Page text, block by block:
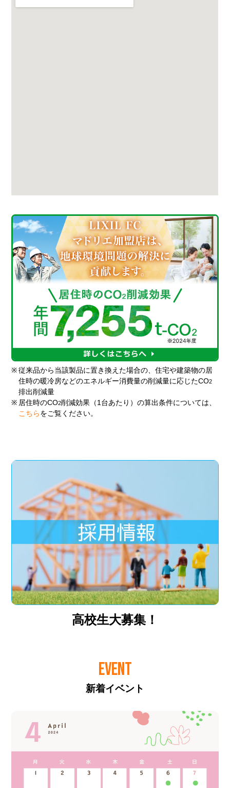
※ 従来品から当該製品に置き換えた場合の、住宅や建築物の居
住時の暖冷房などのエネルギー消費量の削減量に応じたCO2
排出削減量
※ 居住時のCO2削減効果（1台あたり）の算出条件については、
こちら をご覧ください。
高校生大募集！
EVENT
新着イベント